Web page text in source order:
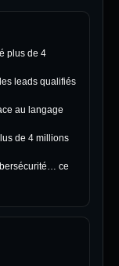
plus de 4
leads qualifiés
au langage
de 4 millions
ce